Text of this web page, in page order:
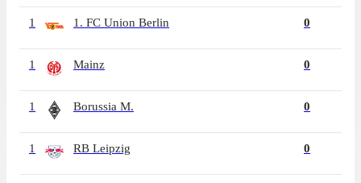
1 1. FC Union Berlin 0
1 Mainz 0
1 Borussia M. 0
1 RB Leipzig 0